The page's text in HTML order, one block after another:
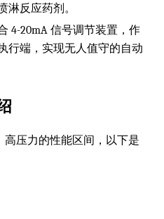
淋反应药剂。
4-20mA 信号调节装置，作
行端，实现无人值守的自动
高压力的性能区间，以下是